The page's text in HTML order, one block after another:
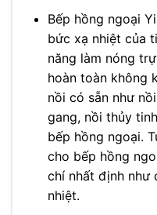
Bếp hồng ngoại
bức xạ nhiệt của
năng làm nóng
hoàn toàn không
nồi có sẵn như
gang, nồi thủy
bếp hồng ngoại.
cho bếp hồng
chí nhất định như
nhiệt.